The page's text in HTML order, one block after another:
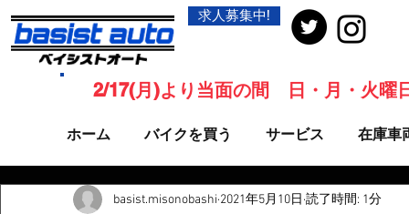
求人募集中!
ホーム バイクを買う サービス 在庫車
2/17(月)より当面の間 日・月・火曜
basist.misonobashi 2021年5月10日 読了時間: 1分